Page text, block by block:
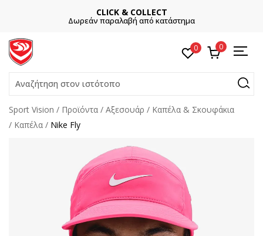
CLICK & COLLECT
Δωρεάν παραλαβή από κατάστημα
0 0
Αναζήτηση στον ιστότοπο
Sport Vision Προϊόντα Αξεσουάρ
Καπέλα & Σκουφάκια
Καπέλα
Nike Fly